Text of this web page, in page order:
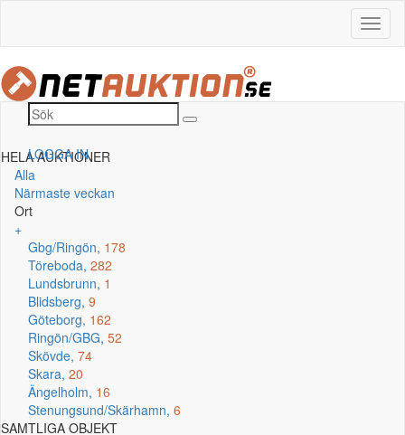
LOGGA IN
HELA AUKTIONER
Alla
Närmaste veckan
Ort
+
Gbg/Ringön, 178
Töreboda, 282
Lundsbrunn, 1
Blidsberg, 9
Göteborg, 162
Ringön/GBG, 52
Skövde, 74
Skara, 20
Ängelholm, 16
Stenungsund/Skärhamn, 6
SAMTLIGA OBJEKT